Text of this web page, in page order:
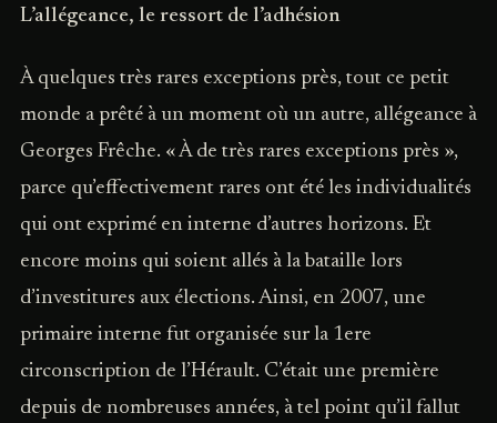
L’allégeance, le ressort de l’adhésion
À quelques très rares exceptions près, tout ce petit
monde a prêté à un moment où un autre, allégeance à
Georges Frêche. « À de très rares exceptions près »,
parce qu’effectivement rares ont été les individualités
qui ont exprimé en interne d’autres horizons. Et
encore moins qui soient allés à la bataille lors
d’investitures aux élections. Ainsi, en 2007, une
primaire interne fut organisée sur la 1ere
circonscription de l’Hérault. C’était une première
depuis de nombreuses années, à tel point qu’il fallut